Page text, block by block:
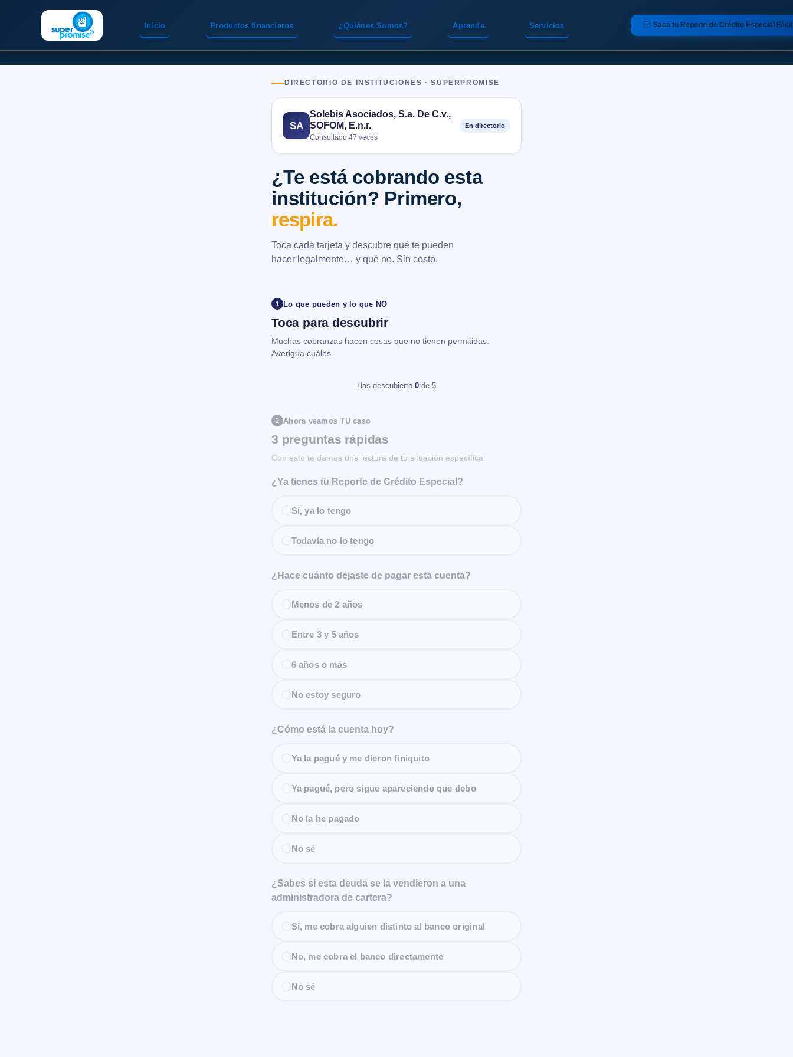
Inicio Servicios
Productos financieros ¿Quiénes Somos? Aprende Saca tu Reporte de Crédito Especial Fácil
DIRECTORIO DE INSTITUCIONES · SUPERPROMISE
SA
Solebis Asociados, S.a. De C.v.,
SOFOM, E.n.r.
Consultado 47 veces
En directorio
¿Te está cobrando esta
institución? Primero,
respira.
Toca cada tarjeta y descubre qué te pueden
hacer legalmente… y qué no. Sin costo.
1 Lo que pueden y lo que NO
Toca para descubrir
Muchas cobranzas hacen cosas que no tienen permitidas.
Averigua cuáles.
Has descubierto 0 de 5
2 Ahora veamos TU caso
3 preguntas rápidas
Con esto te damos una lectura de tu situación específica.
¿Ya tienes tu Reporte de Crédito Especial?
Sí, ya lo tengo
Todavía no lo tengo
¿Hace cuánto dejaste de pagar esta cuenta?
Menos de 2 años
Entre 3 y 5 años
6 años o más
No estoy seguro
¿Cómo está la cuenta hoy?
Ya la pagué y me dieron finiquito
Ya pagué, pero sigue apareciendo que debo
No la he pagado
No sé
¿Sabes si esta deuda se la vendieron a una
administradora de cartera?
Sí, me cobra alguien distinto al banco original
No, me cobra el banco directamente
No sé